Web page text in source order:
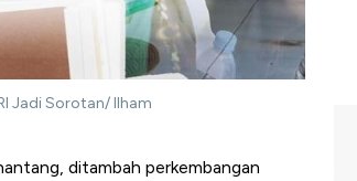
Jadi Sorotan/ Ilham
ditambah perkembangan